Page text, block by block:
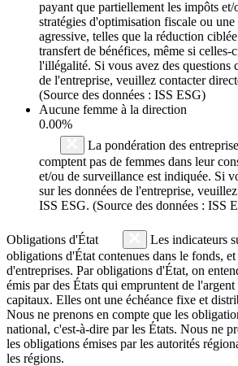
payant que partiellement les impôts
stratégies d'optimisation fiscale ou
agressive, telles que la réduction
transfert de bénéfices, même si celles-
l'illégalité. Si vous avez des questions
de l'entreprise, veuillez contacter
(Source des données : ISS ESG)
Aucune femme à la direction
0.00%
La pondération des
comptent pas de femmes dans leur
et/ou de surveillance est indiquée. Si
sur les données de l'entreprise,
ISS ESG. (Source des données : ISS
Obligations d'État
Les indicateurs
obligations d'État contenues dans le fonds,
d'entreprises. Par obligations d'État, on
émis par des États qui empruntent de
capitaux. Elles ont une échéance fixe et
Nous ne prenons en compte que les
national, c'est-à-dire par les États. Nous ne
les obligations émises par les autorités
les régions.